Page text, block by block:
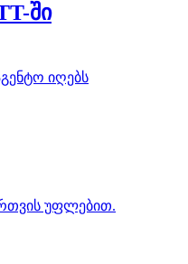
ში
იღებს
უფლებით.